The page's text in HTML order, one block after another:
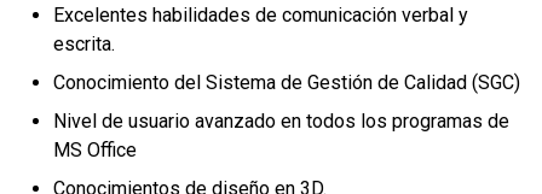
Excelentes habilidades de comunicación verbal y
escrita.
Conocimiento del Sistema de Gestión de Calidad (SGC)
Nivel de usuario avanzado en todos los programas de
MS Office
Conocimientos de diseño en 3D.